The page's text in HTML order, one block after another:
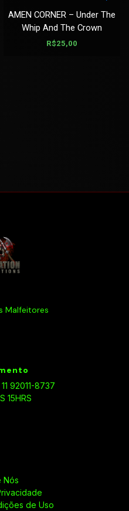
AMEN CORNER – Under The
Whip And The Crown
R$25,00
Malfeitores
92011-8737
15HRS
Nós
de Uso